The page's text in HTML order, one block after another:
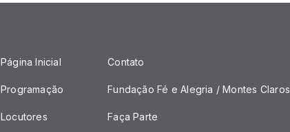
Página Inicial
Programação
Locutores
Contato
Fundação Fé e Alegria / Montes Claros
Faça Parte